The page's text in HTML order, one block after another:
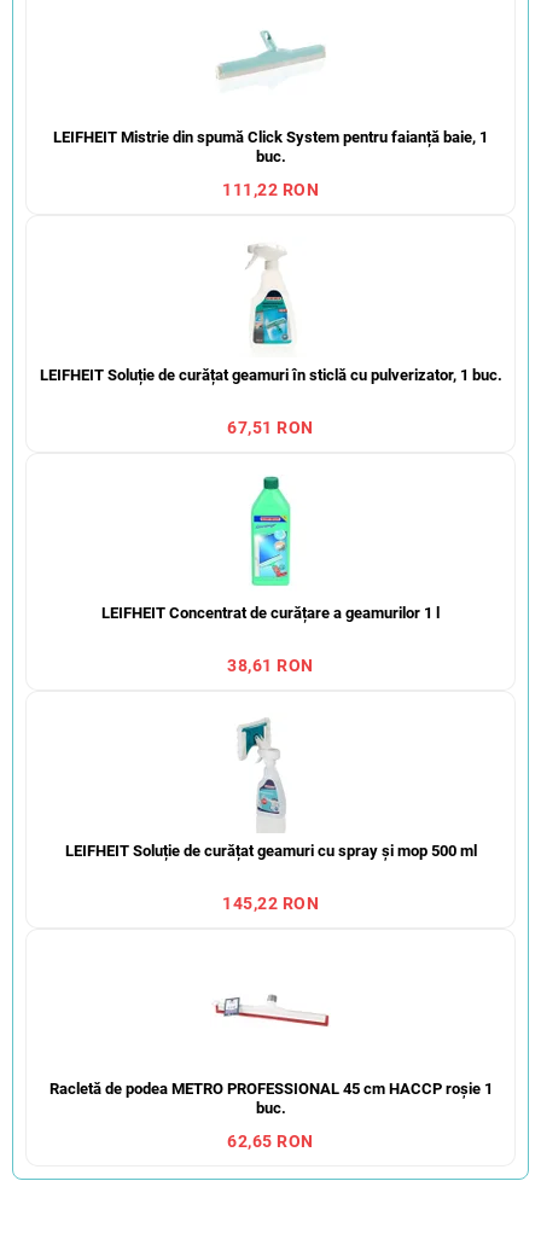
LEIFHEIT Mistrie din spumă Click System pentru faianță baie, 1
buc.
111,22 RON
LEIFHEIT Soluție de curățat geamuri în sticlă cu pulverizator, 1 buc.
67,51 RON
LEIFHEIT Concentrat de curățare a geamurilor 1 l
38,61 RON
LEIFHEIT Soluție de curățat geamuri cu spray și mop 500 ml
145,22 RON
Racletă de podea METRO PROFESSIONAL 45 cm HACCP roșie 1
buc.
62,65 RON